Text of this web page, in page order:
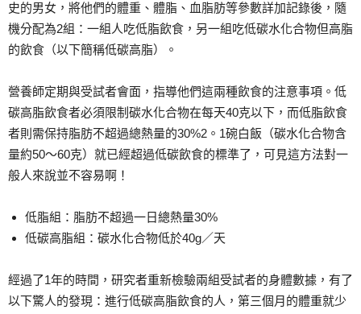
史的男女，將他們的體重、體脂、血脂肪等參數詳加記錄後，隨
機分配為2組：一組人吃低脂飲食，另一組吃低碳水化合物但高脂
的飲食（以下簡稱低碳高脂）。
營養師定期與受試者會面，指導他們這兩種飲食的注意事項。低
碳高脂飲食者必須限制碳水化合物在每天40克以下，而低脂飲食
者則需保持脂肪不超過總熱量的30%2。1碗白飯（碳水化合物含
量約50～60克）就已經超過低碳飲食的標準了，可見這方法對一
般人來說並不容易啊！
低脂組：脂肪不超過一日總熱量30%
低碳高脂組：碳水化合物低於40g／天
經過了1年的時間，研究者重新檢驗兩組受試者的身體數據，有了
以下驚人的發現：進行低碳高脂飲食的人，第三個月的體重就少